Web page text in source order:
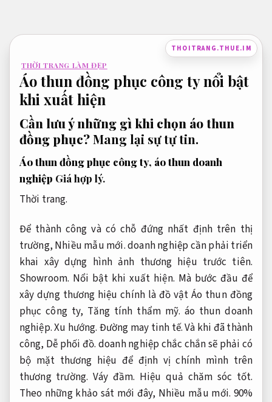
nội
THOITRANG.THUE.IM
THỜI TRANG LÀM ĐẸP
Áo thun đồng phục công ty nổi bật
khi xuất hiện
Cần lưu ý những gì khi chọn áo thun
đồng phục?Mang lại sự tự tin.
Áo thun đồng phục công ty, áo thun doanh
nghiệp Giá hợp lý.
Thời trang.
Để thành công và có chỗ đứng nhất định trên thị
trường, Nhiều mẫu mới.doanh nghiệp cần phải triển
khai xây dựng hình ảnh thương hiệu trước tiên.
Showroom. Nổi bật khi xuất hiện. Mà bước đầu để
xây dựng thương hiệu chính là đồ vật Áo thun đồng
phục công ty, Tăng tính thẩm mỹ. áo thun doanh
nghiệp.Xu hướng. Đường may tinh tế.Và khi đã thành
công, Dễ phối đồ. doanh nghiệp chắc chắn sẽ phải có
bộ mặt thương hiệu để định vị chính mình trên
thương trường. Váy đầm. Hiệu quả chăm sóc tốt.
Theo những khảo sát mới đây, Nhiều mẫu mới. 90%